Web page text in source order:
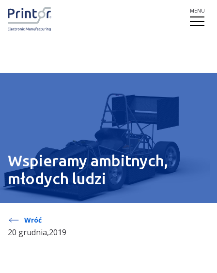
MENU
Wspieramy ambitnych,
młodych ludzi
Wróć
20 grudnia,2019